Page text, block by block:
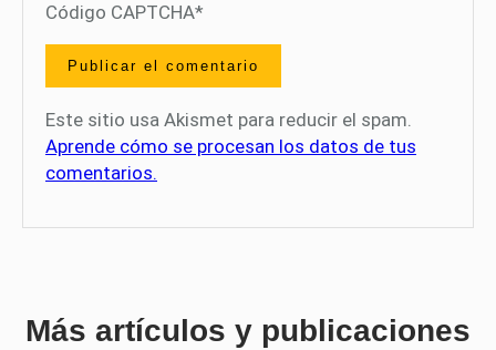
Código CAPTCHA*
Este sitio usa Akismet para reducir el spam.
Aprende cómo se procesan los datos de tus
comentarios.
Más artículos y publicaciones